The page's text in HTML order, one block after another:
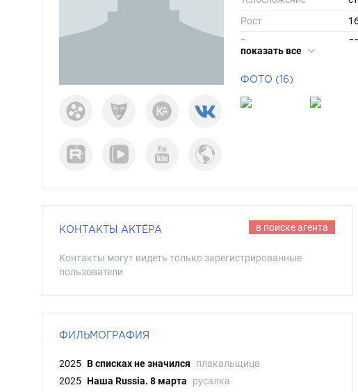
Рост
Вес
53
Размер обуви
Длина волос
показать все
ФОТО (16)
КОНТАКТЫ АКТЁРА в поиске агента
Контакты могут видеть только зарегистрированные
пользователи
ФИЛЬМОГРАФИЯ
2025 В списках не значился
плакальщица
2025 Наша Russia. 8 марта
русалка